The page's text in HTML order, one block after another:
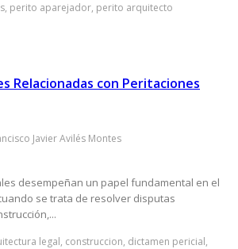
perito aparejador, perito arquitecto
Relacionadas con Peritaciones
Javier Avilés Montes
desempeñan un papel fundamental en el
se trata de resolver disputas
legal, construccion, dictamen pericial,